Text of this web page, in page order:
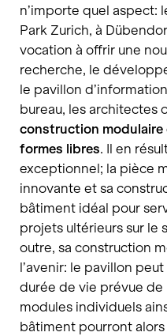
n’importe quel aspect:
Park Zurich, à
vocation à offrir une
recherche, le
le pavillon
bureau, les architectes
construction modulaire
formes libres. Il en
exceptionnel; la pièce
innovante et sa
bâtiment idéal pour
projets ultérieurs sur le
outre, sa construction
l’avenir: le pavillon
durée de vie prévue de
modules individuels
bâtiment pourront